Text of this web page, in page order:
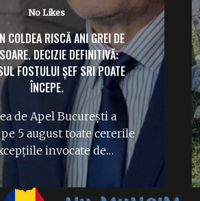
No Likes
COLDEA RISCĂ ANI GREI DE
DECIZIE DEFINITIVĂ:
FOSTULUI ȘEF SRI POATE
ÎNCEPE.
de Apel București a
5 august toate cererile
invocate de…